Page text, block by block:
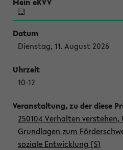
Dienstag, 11. August 2026
10-12
250104 Verhalten
Grundlagen zum
soziale Entwicklung (S)